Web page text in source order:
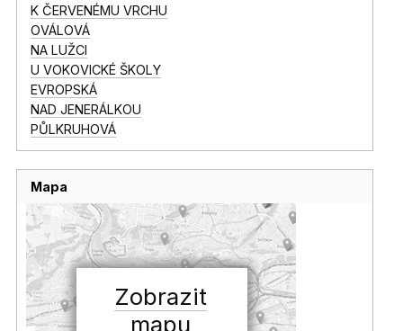
K ČERVENÉMU VRCHU
OVÁLOVÁ
NA LUŽCI
U VOKOVICKÉ ŠKOLY
EVROPSKÁ
NAD JENERÁLKOU
PŮLKRUHOVÁ
Mapa
Zobrazit
mapu